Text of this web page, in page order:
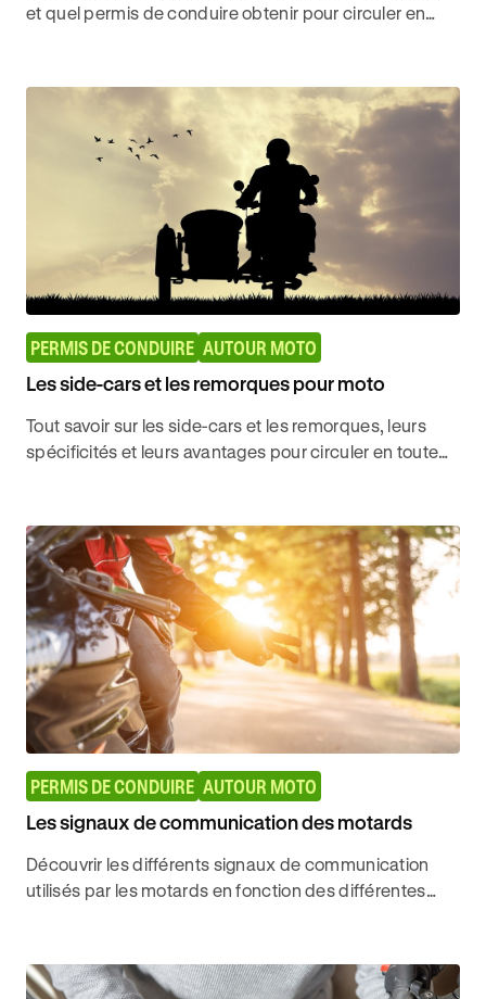
et quel permis de conduire obtenir pour circuler en
PERMIS DE CONDUIRE AUTOUR MOTO
Les side-cars et les remorques pour moto
Tout savoir sur les side-cars et les remorques, leurs
spécificités et leurs avantages pour circuler en toute
PERMIS DE CONDUIRE AUTOUR MOTO
Les signaux de communication des motards
Découvrir les différents signaux de communication
utilisés par les motards en fonction des différentes